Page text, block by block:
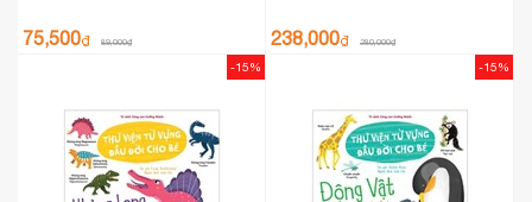
75,500₫ 89,000₫ 238,000₫ 280,000₫
-15% -15%